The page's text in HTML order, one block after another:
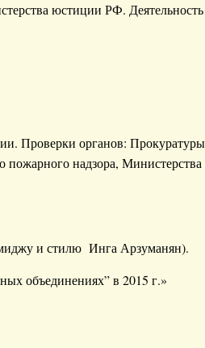
юстиции РФ.
Проверки органов:
надзора,
и стилю Инга Арзуманян).
объединениях” в 2015 г.»